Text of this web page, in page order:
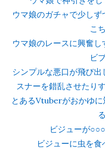
ウマ娘のガチャで少し
こ
ウマ娘のレースに興奮
ビ
シンプルな悪口が飛び
スナーを錯乱させたり
とあるVtuberがおかゆ
ビジューが
ビジューに虫を食